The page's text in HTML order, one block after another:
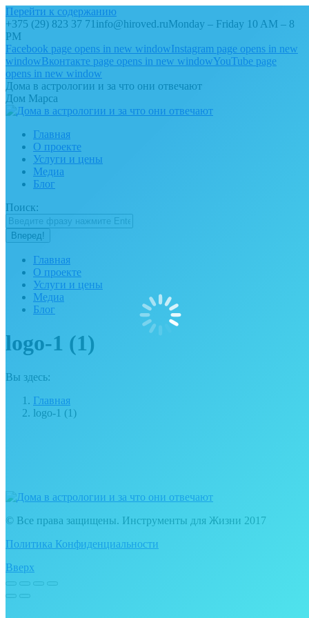
Перейти к содержанию
+375 (29) 823 37 71 info@hiroved.ruMonday – Friday 10 AM – 8
PM
Facebook page opens in new windowInstagram page opens in new
windowВконтакте page opens in new windowYouTube page
opens in new window
Дома в астрологии и за что они отвечают
Дом Марса
Главная
О проекте
Услуги и цены
Медиа
Блог
Поиск:
Главная
О проекте
Услуги и цены
Медиа
Блог
logo-1 (1)
Вы здесь:
Главная
logo-1 (1)
© Все права защищены. Инструменты для Жизни 2017
Политика Конфиденциальности
Вверх